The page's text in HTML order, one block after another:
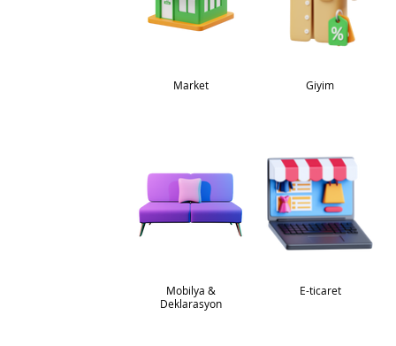
Market Giyim
Mobilya &
Deklarasyon
E-ticaret